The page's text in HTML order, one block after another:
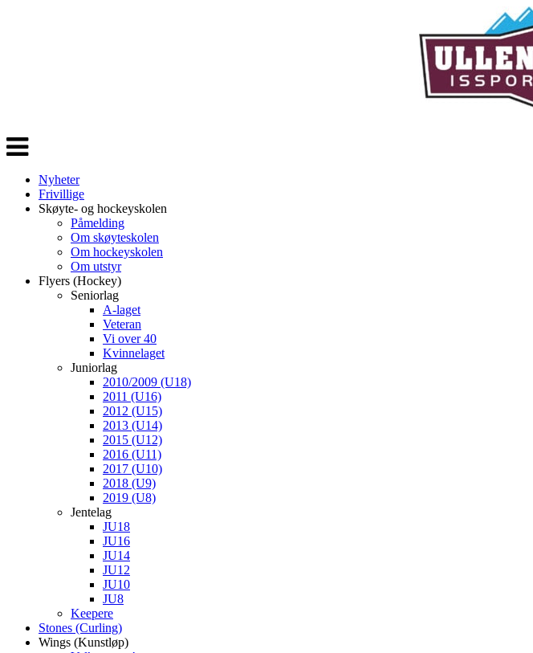
Veksle
navigasjon
Nyheter
Frivillige
Skøyte- og hockeyskolen
Påmelding
Om skøyteskolen
Om hockeyskolen
Om utstyr
Flyers (Hockey)
Seniorlag
A-laget
Veteran
Vi over 40
Kvinnelaget
Juniorlag
2010/2009 (U18)
2011 (U16)
2012 (U15)
2013 (U14)
2015 (U12)
2016 (U11)
2017 (U10)
2018 (U9)
2019 (U8)
Jentelag
JU18
JU16
JU14
JU12
JU10
JU8
Keepere
Stones (Curling)
Wings (Kunstløp)